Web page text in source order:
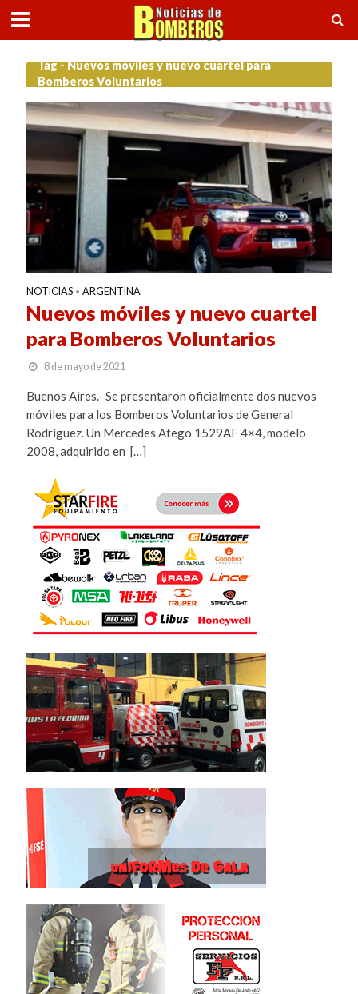
Tag - Nuevos móviles y nuevo cuartel para
Bomberos Voluntarios
NOTICIAS • ARGENTINA
Nuevos móviles y nuevo cuartel
para Bomberos Voluntarios
8 de mayo de 2021
Buenos Aires.- Se presentaron oficialmente dos nuevos
móviles para los Bomberos Voluntarios de General
Rodríguez. Un Mercedes Atego 1529AF 4×4, modelo
2008, adquirido en […]